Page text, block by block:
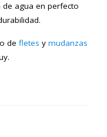
agua en perfecto
de fletes y mudanzas